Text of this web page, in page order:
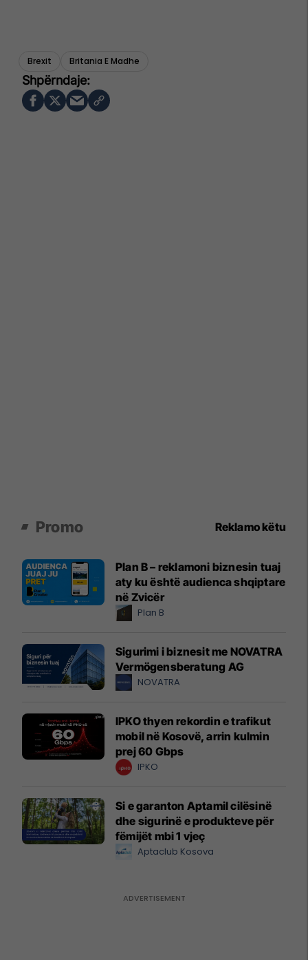
Brexit Britania E Madhe
Promo Reklamo këtu
Plan B – reklamoni biznesin tuaj
aty ku është audienca shqiptare
në Zvicër
Plan B
Sigurimi i biznesit me NOVATRA
Vermögensberatung AG
NOVATRA
IPKO thyen rekordin e trafikut
mobil në Kosovë, arrin kulmin
prej 60 Gbps
IPKO
Si e garanton Aptamil cilësinë
dhe sigurinë e produkteve për
fëmijët mbi 1 vjeç
Aptaclub Kosova